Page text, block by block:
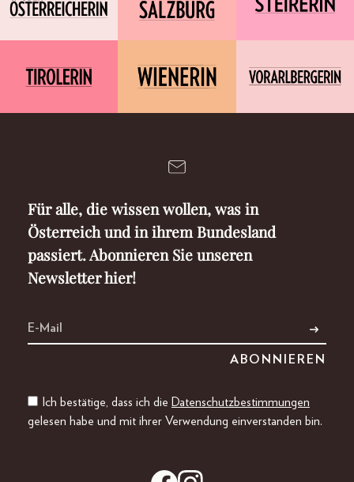
Für alle, die wissen wollen, was in
Österreich und in ihrem Bundesland
passiert. Abonnieren Sie unseren
Newsletter hier!
Ich bestätige, dass ich die Datenschutzbestimmungen
gelesen habe und mit ihrer Verwendung einverstanden bin.